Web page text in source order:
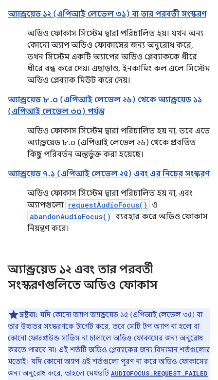
অ্যান্ড্রয়েড ১২ (এপিআই লেভেল ৩১) বা তার পরবর্তী সংস্করণ
অডিও ফোকাস সিস্টেম দ্বারা পরিচালিত হয়। যখন অন্য
কোনো অ্যাপ অডিও ফোকাসের জন্য অনুরোধ করে,
তখন সিস্টেম একটি অ্যাপের অডিও প্লেব্যাককে ধীরে
ধীরে বন্ধ করে দেয়। এছাড়াও, ইনকামিং কল এলে সিস্টেম
অডিও প্লেব্যাক মিউট করে দেয়।
অ্যান্ড্রয়েড ৮.০ (এপিআই লেভেল ২৬) থেকে অ্যান্ড্রয়েড ১১
(এপিআই লেভেল ৩০) পর্যন্ত
অডিও ফোকাস সিস্টেম দ্বারা পরিচালিত হয় না, তবে এতে
অ্যান্ড্রয়েড ৮.০ (এপিআই লেভেল ২৬) থেকে প্রবর্তিত
কিছু পরিবর্তন অন্তর্ভুক্ত করা হয়েছে।
অ্যান্ড্রয়েড ৭.১ (এপিআই লেভেল ২৫) এবং এর নিচের সংস্করণ
অডিও ফোকাস সিস্টেম দ্বারা পরিচালিত হয় না, এবং
অ্যাপগুলো requestAudioFocus() ও
abandonAudioFocus() ব্যবহার করে অডিও ফোকাস
নিয়ন্ত্রণ করে।
অ্যান্ড্রয়েড ১২ এবং তার পরবর্তী
সংস্করণগুলিতে অডিও ফোকাস
দ্রষ্টব্য: যদি কোনো অ্যাপ অ্যান্ড্রয়েড ১৫ (এপিআই লেভেল ৩৫) বা
তার উচ্চতর সংস্করণকে টার্গেট করে, তবে সেটি টপ অ্যাপ না হলে বা
কোনো ফোরগ্রাউন্ড সার্ভিস না চালালে অডিও ফোকাসের জন্য অনুরোধ
করতে পারবে না। এই শর্তটিঅডিও প্লেব্যাকের জন্য বিদ্যমান শর্তগুলোর
মতোই। যদি কোনো অ্যাপ এই শর্তগুলো পূরণ না করে অডিও ফোকাসের
জন্য অনুরোধ করে, তাহলে মেথডটি AUDIOFOCUS_REQUEST_FAILED